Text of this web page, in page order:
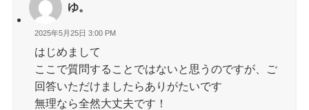
ゆ。
2025年5月25日 3:00 PM
はじめまして
ここで質問することではないと思うのですが、ご
回答いただけましたらありがたいです
無理なら全然大丈夫です！